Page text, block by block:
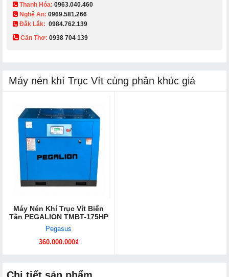
Thanh Hóa: 0963.040.460
Nghệ An: 0969.581.266
Đắk Lắk: 0984.762.139
Cần Thơ: 0938 704 139​
Máy nén khí Trục Vít cùng phân khúc giá
Máy Nén Khí Trục Vít Biến
Tần PEGALION TMBT-175HP
Pegasus
360.000.000₫